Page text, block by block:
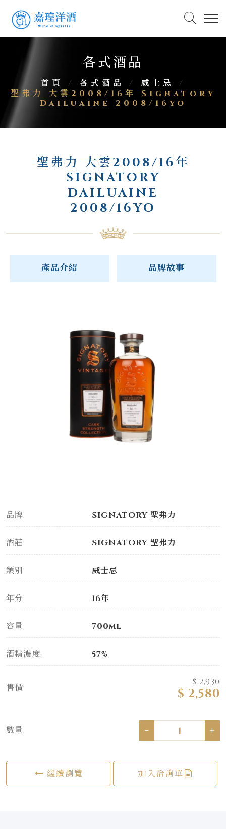
各式酒品
首頁 / 各式酒品 / 威士忌
/
聖弗力 大雲2008/16年 Signatory
Dailuaine 2008/16yo
聖弗力 大雲2008/16年
SIGNATORY
DAILUAINE
2008/16YO
產品介紹 品牌故事
品牌: SIGNATORY 聖弗力
酒莊: SIGNATORY 聖弗力
類別: 威士忌
年分: 16年
容量: 700ml
酒精濃度: 57%
售價:
$ 2,930
$ 2,580
數量: - +
繼續瀏覽 加入洽詢單